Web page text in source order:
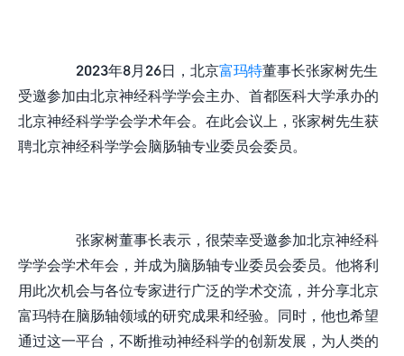
2023年8月26日，北京富玛特董事长张家树先生
受邀参加由北京神经科学学会主办、首都医科大学承办的
北京神经科学学会学术年会。在此会议上，张家树先生获
聘北京神经科学学会脑肠轴专业委员会委员。
张家树董事长表示，很荣幸受邀参加北京神经科
学学会学术年会，并成为脑肠轴专业委员会委员。他将利
用此次机会与各位专家进行广泛的学术交流，并分享北京
富玛特在脑肠轴领域的研究成果和经验。同时，他也希望
通过这一平台，不断推动神经科学的创新发展，为人类的